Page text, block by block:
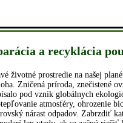
a recyklácia
životné prostredie na našej
Zničená príroda, znečistené
pod vznik globálnych
atmosféry, ohrozenie
nárast odpadov. Zabrzdiť